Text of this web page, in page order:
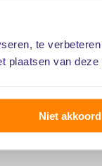
te
plaatsen van deze
Niet akkoord